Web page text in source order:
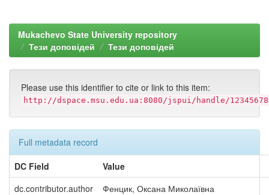
Mukachevo State University repository
Тези доповідей
Тези доповідей
Please use this identifier to cite or link to this item:
http://dspace.msu.edu.ua:8080/jspui/handle/
Full metadata record
DC Field
Value
dc.contributor.author
Фенцик, Оксана Миколаївна